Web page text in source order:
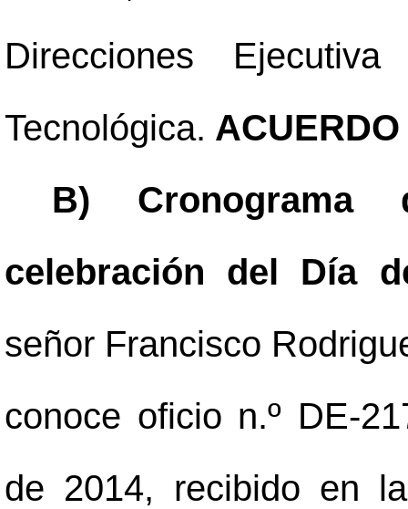
Direcciones
Tecnológica.
B) Cronograma
celebración del Día
señor Francisco
conoce oficio n.º DE-
de 2014, recibido en